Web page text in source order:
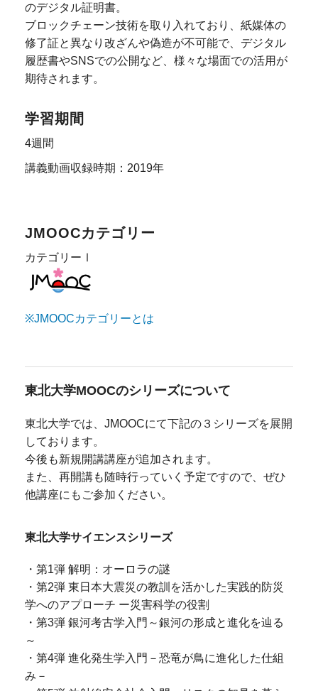
のデジタル証明書。
ブロックチェーン技術を取り入れており、紙媒体の
修了証と異なり改ざんや偽造が不可能で、デジタル
履歴書やSNSでの公開など、様々な場面での活用が
期待されます。
学習期間
4週間
講義動画収録時期：2019年
JMOOCカテゴリー
カテゴリーⅠ
※JMOOCカテゴリーとは
東北大学MOOCのシリーズについて
東北大学では、JMOOCにて下記の３シリーズを展開
しております。
今後も新規開講講座が追加されます。
また、再開講も随時行っていく予定ですので、ぜひ
他講座にもご参加ください。
東北大学サイエンスシリーズ
・第1弾 解明：オーロラの謎
・第2弾 東日本大震災の教訓を活かした実践的防災
学へのアプローチ ー災害科学の役割
・第3弾 銀河考古学入門～銀河の形成と進化を辿る
～
・第4弾 進化発生学入門－恐竜が鳥に進化した仕組
み－